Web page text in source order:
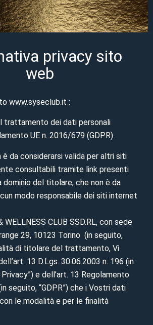
sulla
privacy sito
web
www.syseclub.it :
trattamento dei dati personali
UE n. 2016/679 (GDPR).
è da considerarsi valida per altri siti
consultabili tramite link presenti
del titolare, che non è da
modo responsabile dei siti internet
WELLNESS CLUB SSD.RL, con sede
29, 10123 Torino (in seguito,
di titolare del trattamento, Vi
13 D.Lgs. 30.06.2003 n. 196 (in
e dell’art. 13 Regolamento
seguito, “GDPR”) che i Vostri dati
le modalità e per le finalità